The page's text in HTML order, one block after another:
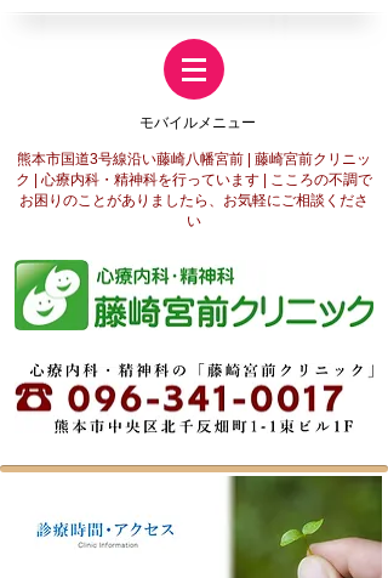
​モバイルメニュー
​モバイルメニュー
​熊本市国道3号線沿い藤崎八幡宮前 | 藤崎宮前クリニッ
ク | 心療内科・精神科を行っています | こころの不調で
お困りのことがありましたら、お気軽にご相談くださ
い